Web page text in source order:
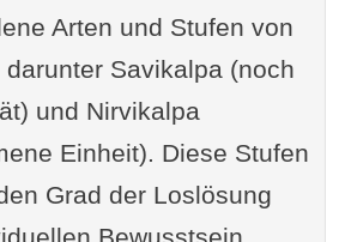
(I-17): logisch-
urteilend
(I-42) - Die 1.
Samadhi-
Arten und Stufen von
darunter Savikalpa (noch
und Nirvikalpa
Einheit). Diese Stufen
Grad der Loslösung
Bewusstsein